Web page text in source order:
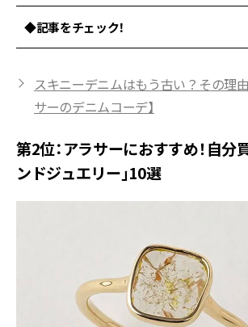
◆記事をチェック！
スキニーデニムはもう古い？その理由
サーのデニムコーデ】
第2位：アラサーにおすすめ！自分
ンドジュエリー」10選